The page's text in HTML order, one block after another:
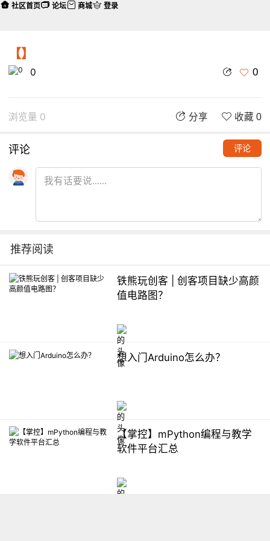
【】
0 0
浏览量 0 分享 收藏 0
评论 评论
推荐阅读
铁熊玩创客 | 创客项目缺少高颜
值电路图？
想入门Arduino怎么办？
【掌控】mPython编程与教学
软件平台汇总
社区首页 论坛 商城 登录